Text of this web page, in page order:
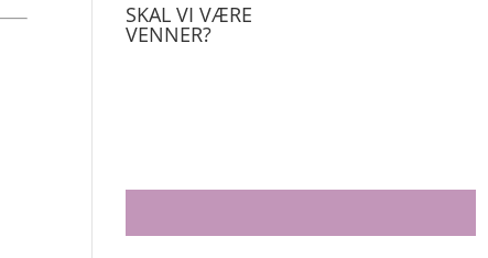
SKAL VI VÆRE
VENNER?